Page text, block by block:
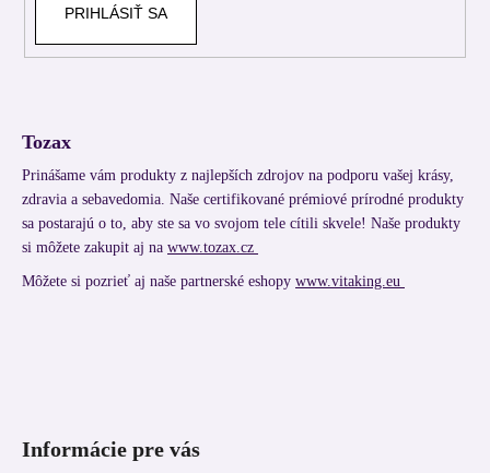
PRIHLÁSIŤ SA
Tozax
Prinášame vám produkty z najlepších zdrojov na podporu vašej krásy,
zdravia a sebavedomia. Naše certifikované prémiové prírodné produkty
sa postarajú o to, aby ste sa vo svojom tele cítili skvele! Naše produkty
si môžete zakupit aj na www.tozax.cz
Môžete si pozrieť aj naše partnerské eshopy www.vitaking.eu
Informácie pre vás